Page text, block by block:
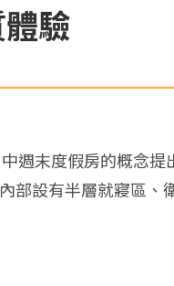
驗
週末度假房的概念
部設有半層就寢區、